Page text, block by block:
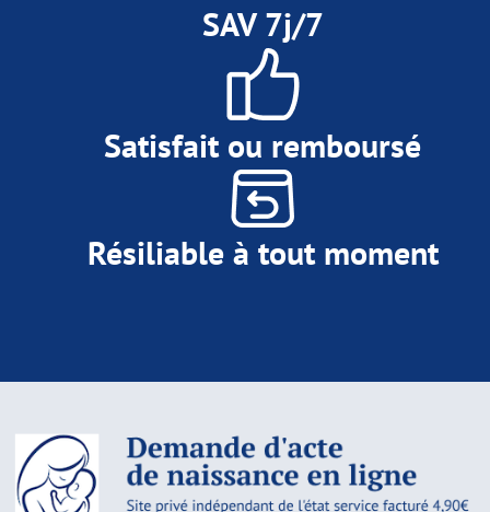
SAV 7j/7
Satisfait ou remboursé
Résiliable à tout moment